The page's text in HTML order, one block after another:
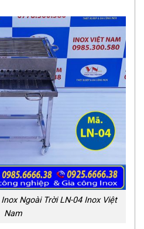
Ngoài Trời LN-04 Inox Việt
Nam